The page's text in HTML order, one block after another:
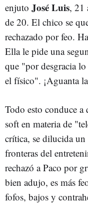
enjuto José Luis, 21
de 20. El chico se
rechazado por feo.
Ella le pide una
que "por desgracia
el físico". ¡Aguanta
Todo esto conduce a
soft en materia de
crítica, se dilucida un
fronteras del
rechazó a Paco por
bien adujo, es más
fofos, bajos y